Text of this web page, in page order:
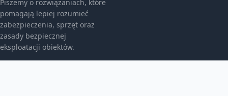
Piszemy o rozwiązaniach, które
pomagają lepiej rozumieć
zabezpieczenia, sprzęt oraz
zasady bezpiecznej
eksploatacji obiektów.